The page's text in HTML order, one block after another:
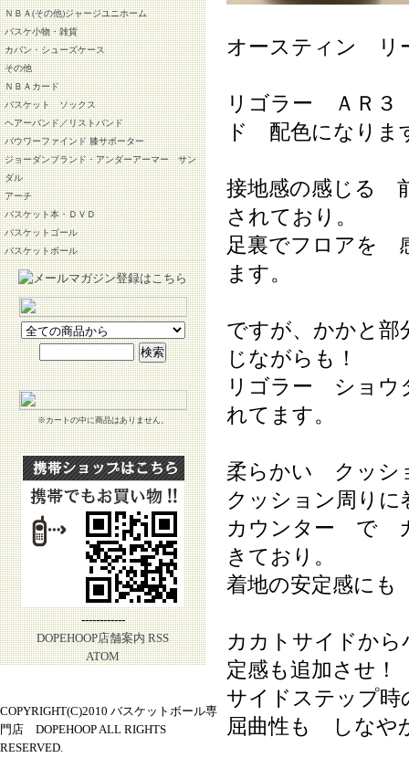
ＮＢＡ(その他)ジャージユニホーム
バスケ小物・雑貨
カバン・シューズケース
その他
ＮＢＡカード
バスケット ソックス
ヘアーバンド／リストバンド
バウワーファインド 膝サポーター
ジョーダンブランド・アンダーアーマー サン
ダル
アーチ
バスケット本・ＤＶＤ
バスケットゴール
バスケットボール
※カートの中に商品はありません。
------------
DOPEHOOP店舗案内 RSS
ATOM
オースティン
リゴラー ＡＲ
ド 配色になりま
接地感の感じる
されており。
足裏でフロアを
ます。
ですが、かかと
じながらも！
リゴラー ショウ
れてます。
柔らかい クッシ
クッション周り
カウンター で
きており。
着地の安定感に
カカトサイドか
定感も追加させ！
サイドステップ
屈曲性も しなや
COPYRIGHT(C)2010 バスケットボール専
門店 DOPEHOOP ALL RIGHTS
RESERVED.